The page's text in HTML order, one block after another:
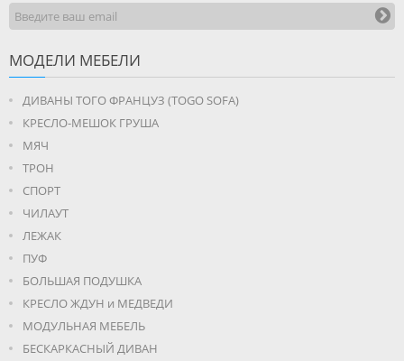
МОДЕЛИ МЕБЕЛИ
ДИВАНЫ ТОГО ФРАНЦУЗ (TOGO SOFA)
КРЕСЛО-МЕШОК ГРУША
МЯЧ
ТРОН
СПОРТ
ЧИЛАУТ
ЛЕЖАК
ПУФ
БОЛЬШАЯ ПОДУШКА
КРЕСЛО ЖДУН и МЕДВЕДИ
МОДУЛЬНАЯ МЕБЕЛЬ
БЕСКАРКАСНЫЙ ДИВАН